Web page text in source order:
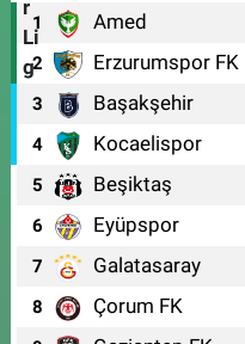
1 Amed
2 Erzurumspor FK
3 Başakşehir
4 Kocaelispor
5 Beşiktaş
6 Eyüpspor
7 Galatasaray
8 Çorum FK